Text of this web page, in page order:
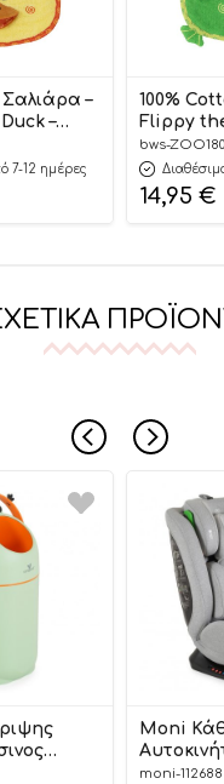
–
–
7-12 ημέρες
100%
Flippy
bws-
14,95 €
Hygiene
Moni
Dark
moni-112688